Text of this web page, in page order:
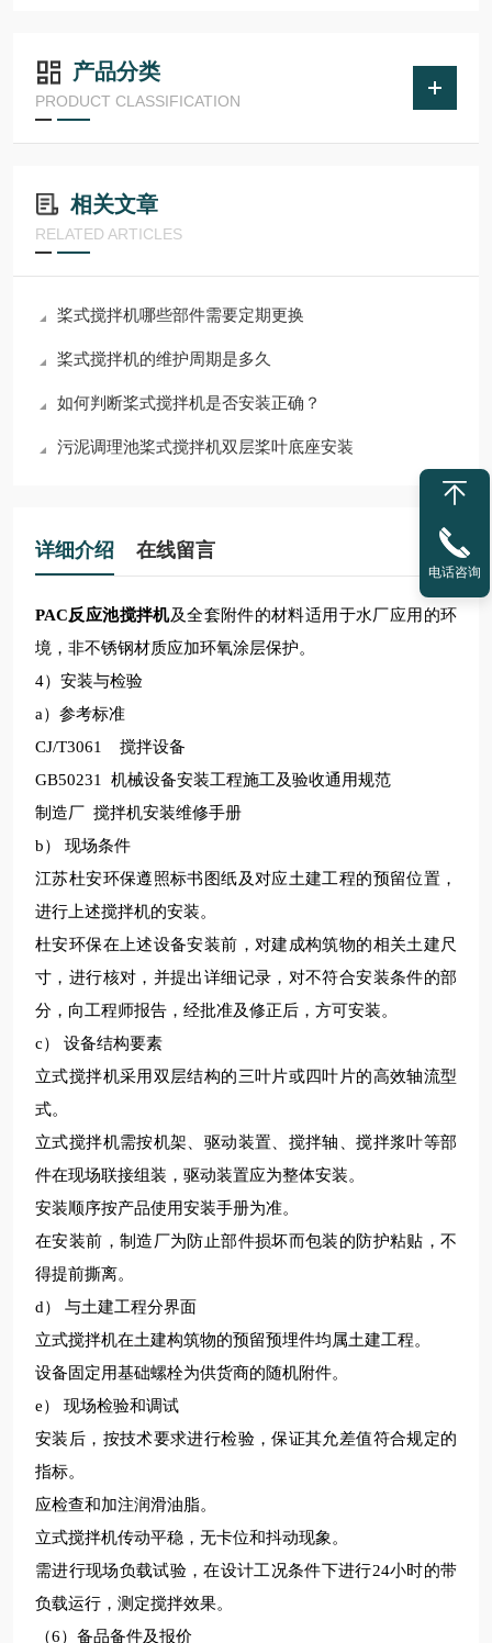
产品分类
PRODUCT CLASSIFICATION
相关文章
RELATED ARTICLES
桨式搅拌机哪些部件需要定期更换
桨式搅拌机的维护周期是多久
如何判断桨式搅拌机是否安装正确？
污泥调理池桨式搅拌机双层桨叶底座安装
详细介绍 在线留言
PAC反应池搅拌机及全套附件的材料适用于水厂应用的环
境，非不锈钢材质应加环氧涂层保护。
4）安装与检验
a）参考标准
CJ/T3061
搅拌设备
GB50231
机械设备安装工程施工及验收通用规范
制造厂 搅拌机安装维修手册
b） 现场条件
江苏杜安环保遵照标书图纸及对应土建工程的预留位置，
进行上述搅拌机的安装。
杜安环保在上述设备安装前，对建成构筑物的相关土建尺
寸，进行核对，并提出详细记录，对不符合安装条件的部
分，向工程师报告，经批准及修正后，方可安装。
c） 设备结构要素
立式搅拌机采用双层结构的三叶片或四叶片的高效轴流型
式。
立式搅拌机需按机架、驱动装置、搅拌轴、搅拌浆叶等部
件在现场联接组装，驱动装置应为整体安装。
安装顺序按产品使用安装手册为准。
在安装前，制造厂为防止部件损坏而包装的防护粘贴，不
得提前撕离。
d） 与土建工程分界面
立式搅拌机在土建构筑物的预留预埋件均属土建工程。
设备固定用基础螺栓为供货商的随机附件。
e） 现场检验和调试
安装后，按技术要求进行检验，保证其允差值符合规定的
指标。
应检查和加注润滑油脂。
立式搅拌机传动平稳，无卡位和抖动现象。
需进行现场负载试验，在设计工况条件下进行24小时的带
负载运行，测定搅拌效果。
（6）备品备件及报价
电话咨询